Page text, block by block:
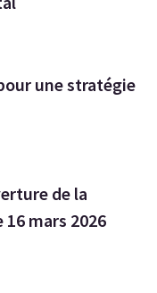
une stratégie
de la
mars 2026